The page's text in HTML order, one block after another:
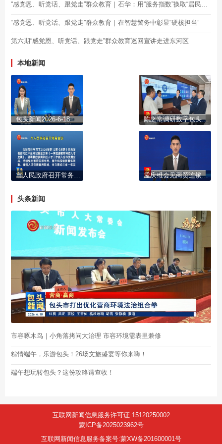
“感党恩、听党话、跟党走”群众教育｜石华：用“服务指数”换取“居民幸福指数”
“感党恩、听党话、跟党走”群众教育｜在智慧警务中彰显“硬核担当”
第六期“感党恩、听党话、跟党走”群众教育巡回宣讲走进东河区
本地新闻
包头新闻2026-6-18 陈之常调研数字包头建设有关工作
市人民政府召开常务会议 孟庆维会见商贸连锁企业家一行
头条新闻
市容啄木鸟｜小角落拷问大治理 市容环境需表里兼修
粽情端午，乐游包头！26场文旅盛宴等你来嗨！
端午想玩转包头？这份攻略请查收！
互联网新闻信息服务许可证:15120250002
蒙ICP备2025023962号
互联网新闻信息服务备案号:蒙XW备201600001号